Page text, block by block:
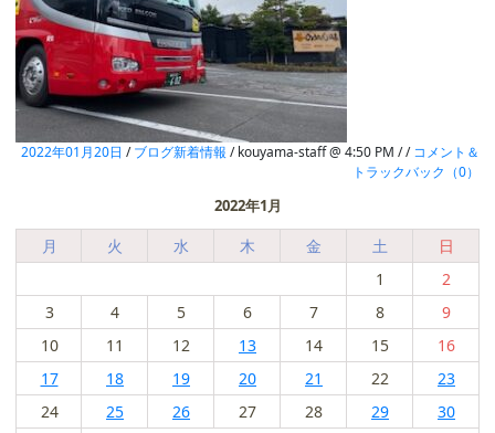
2022年01月20日 /ブログ新着情報 / kouyama-staff @ 4:50 PM / /コメント＆
トラックバック（0）
2022年1月
月 火 水 木 金 土
日
1
2
3
4 5 6 7 8
9
10
11 12 13 14 15
16
17
18 19 20 21 22
23
24
25 26 27 28 29
30